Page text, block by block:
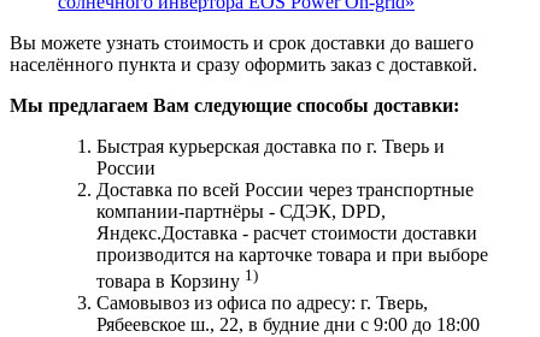
Вы можете узнать стоимость и срок доставки до вашего
населённого пункта и сразу оформить заказ с доставкой.
Мы предлагаем Вам следующие способы доставки:
Быстрая курьерская доставка по г. Тверь и
России
Доставка по всей России через транспортные
компании-партнёры - СДЭК, DPD,
Яндекс.Доставка - расчет стоимости доставки
производится на карточке товара и при выборе
товара в Корзину 1)
Самовывоз из офиса по адресу: г. Тверь,
Рябеевское ш., 22, в будние дни с 9:00 до 18:00